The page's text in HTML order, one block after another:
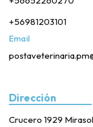
+56981203101
Email
Dirección
Crucero 1929